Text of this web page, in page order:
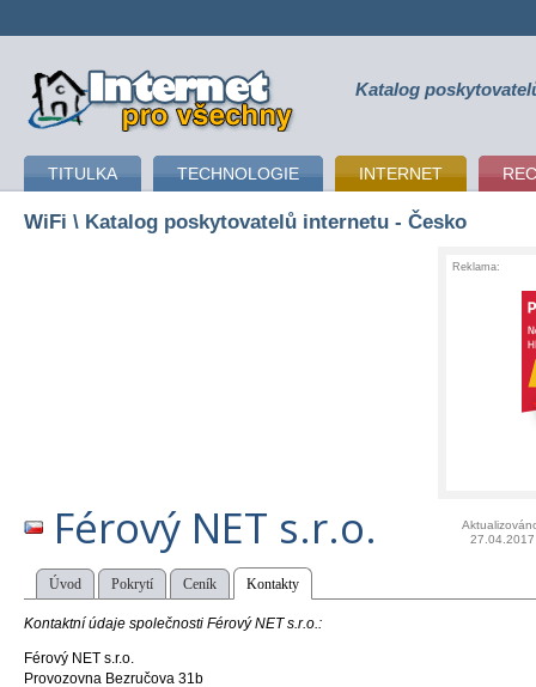
připojení k internetu Katalog
TITULKA TECHNOLOGIE INTERNET
WiFi \ Katalog poskytovatelů internetu - Česko
Reklama:
Férový NET s.r.o.
27.04.2017
Úvod Pokrytí Ceník Kontakty
Kontaktní údaje společnosti Férový NET s.r.o.:
Férový NET s.r.o.
Provozovna Bezručova 31b